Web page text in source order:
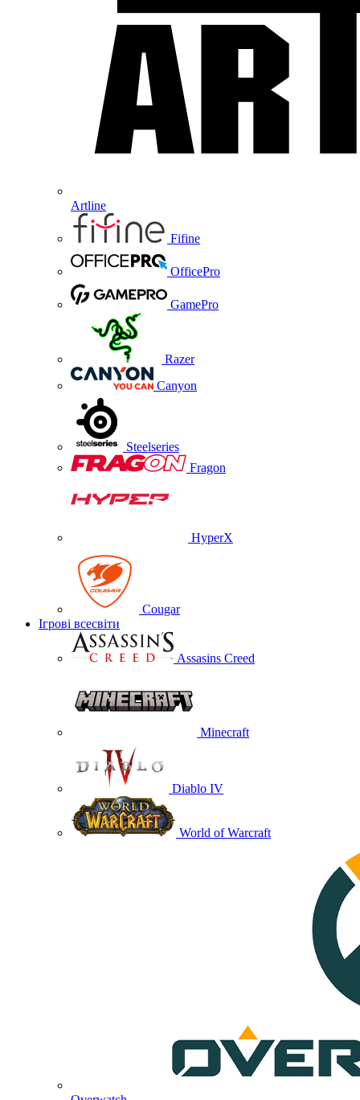
Artline
Fifine
OfficePro
GamePro
Razer
Canyon
Steelseries
Fragon
HyperX
Cougar
Ігрові всесвіти
Assasins Creed
Minecraft
Diablo IV
World of Warcraft